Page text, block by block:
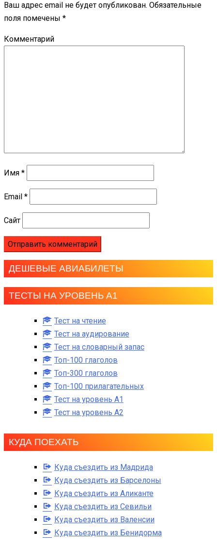
Ваш адрес email не будет опубликован. Обязательные
поля помечены *
Комментарий
Имя *
Email *
Сайт
ДЕШЕВЫЕ АВИАБИЛЕТЫ
ТЕСТЫ НА УРОВЕНЬ А1
Тест на чтение
Тест на аудирование
Тест на словарный запас
Топ-100 глаголов
Топ-300 глаголов
Топ-100 прилагательных
Тест на уровень A1
Тест на уровень A2
КУДА ПОЕХАТЬ
Куда съездить из Мадрида
Куда съездить из Барселоны
Куда съездить из Аликанте
Куда съездить из Севильи
Куда съездить из Валенсии
Куда съездить из Бенидорма